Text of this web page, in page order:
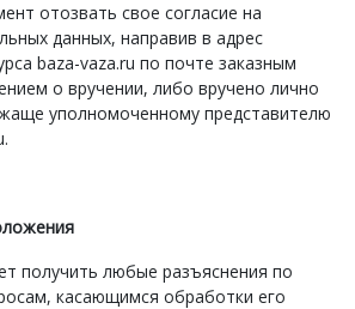
отозвать свое согласие на
данных, направив в адрес
baza-vaza.ru по почте заказным
о вручении, либо вручено лично
уполномоченному представителю
получить любые разъяснения по
касающимся обработки его